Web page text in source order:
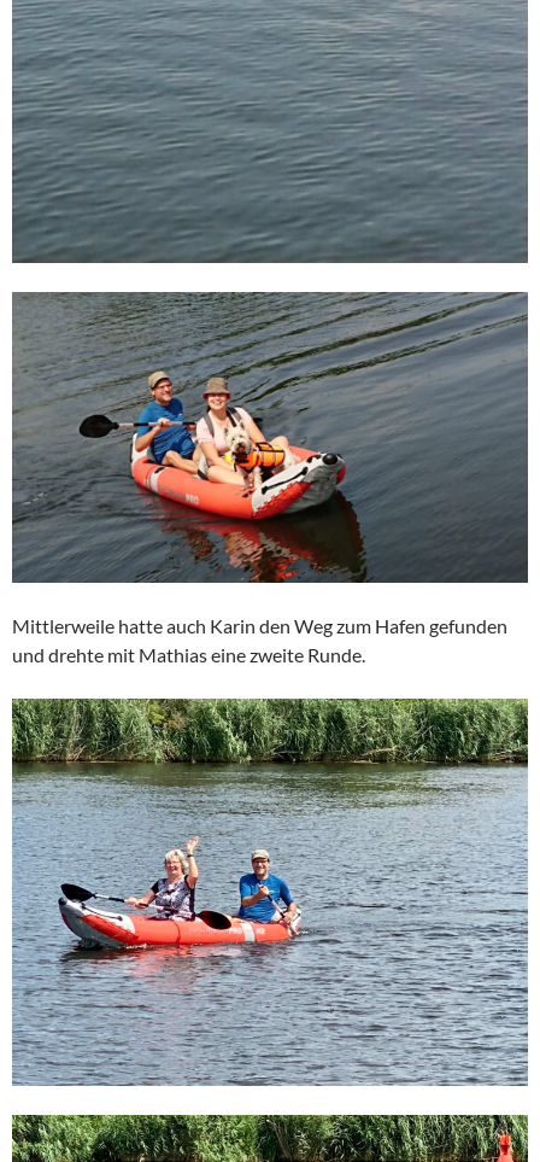
Mittlerweile hatte auch Karin den Weg zum Hafen gefunden
und drehte mit Mathias eine zweite Runde.